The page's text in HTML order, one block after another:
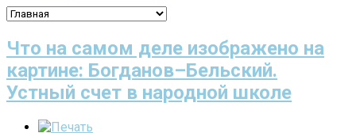
Что на самом деле изображено на
картине: Богданов–Бельский.
Устный счет в народной школе